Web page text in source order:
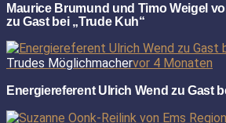
Maurice Brumund und Timo Weigel
zu Gast bei „Trude Kuh“
Trudes Möglichmachervor 4 Monaten
Energiereferent Ulrich Wend zu Gast